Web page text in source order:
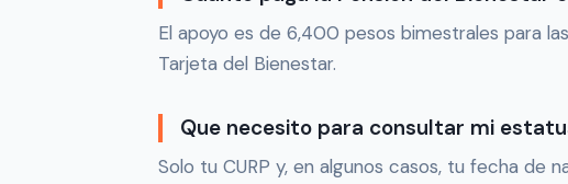
El apoyo es de 6,400 pesos bimestrales para
Tarjeta del Bienestar.
Que necesito para consultar mi
Solo tu CURP y, en algunos casos, tu fecha de